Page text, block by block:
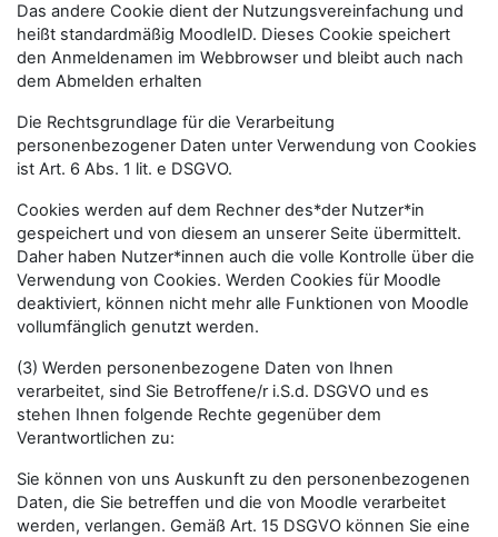
Das andere Cookie dient der Nutzungsvereinfachung und
heißt standardmäßig MoodleID. Dieses Cookie speichert
den Anmeldenamen im Webbrowser und bleibt auch nach
dem Abmelden erhalten
Die Rechtsgrundlage für die Verarbeitung
personenbezogener Daten unter Verwendung von Cookies
ist Art. 6 Abs. 1 lit. e DSGVO.
Cookies werden auf dem Rechner des*der Nutzer*in
gespeichert und von diesem an unserer Seite übermittelt.
Daher haben Nutzer*innen auch die volle Kontrolle über die
Verwendung von Cookies. Werden Cookies für Moodle
deaktiviert, können nicht mehr alle Funktionen von Moodle
vollumfänglich genutzt werden.
(3) Werden personenbezogene Daten von Ihnen
verarbeitet, sind Sie Betroffene/r i.S.d. DSGVO und es
stehen Ihnen folgende Rechte gegenüber dem
Verantwortlichen zu:
Sie können von uns Auskunft zu den personenbezogenen
Daten, die Sie betreffen und die von Moodle verarbeitet
werden, verlangen. Gemäß Art. 15 DSGVO können Sie eine